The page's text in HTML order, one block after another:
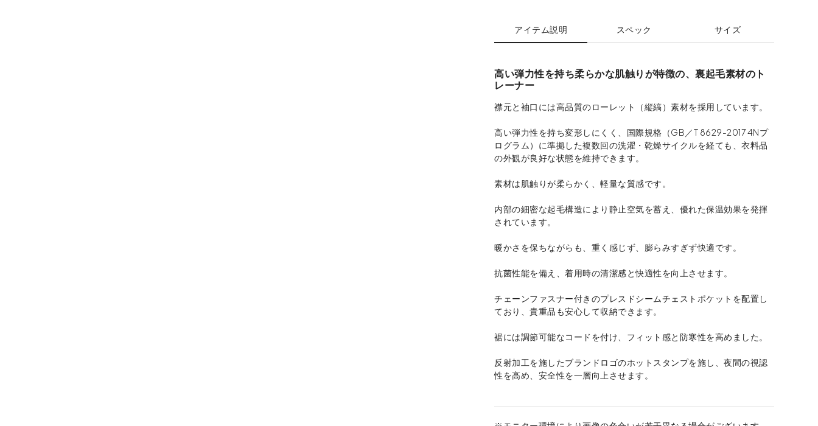
アイテム説明 スペック サイズ
高い弾力性を持ち柔らかな肌触りが特徴の、裏起毛素材のト
レーナー
襟元と袖口には高品質のローレット（縦縞）素材を採用しています。
高い弾力性を持ち変形しにくく、国際規格（GB／T 8629-2017 4Nプ
ログラム）に準拠した複数回の洗濯・乾燥サイクルを経ても、衣料品
の外観が良好な状態を維持できます。
素材は肌触りが柔らかく、軽量な質感です。
内部の細密な起毛構造により静止空気を蓄え、優れた保温効果を発揮
されています。
暖かさを保ちながらも、重く感じず、膨らみすぎず快適です。
抗菌性能を備え、着用時の清潔感と快適性を向上させます。
チェーンファスナー付きのプレスドシームチェストポケットを配置し
ており、貴重品も安心して収納できます。
裾には調節可能なコードを付け、フィット感と防寒性を高めました。
反射加工を施したブランドロゴのホットスタンプを施し、夜間の視認
性を高め、安全性を一層向上させます。